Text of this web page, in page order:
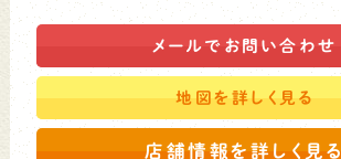
メールで お問い合わせ
地図を詳しく見る
店舗情報を詳しく見る